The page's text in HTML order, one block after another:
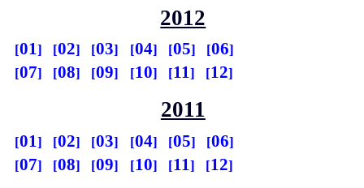
2012
01 02 03 04 05
06
07
08 09 10 11 12
2011
01 02 03 04 05
06
07
08 09 10 11 12